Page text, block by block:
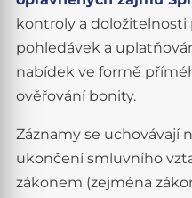
kontroly a
pohledávek a
nabídek ve formě
ověřování bonity.
Záznamy se uchovávají
ukončení smluvního
zákonem (zejména